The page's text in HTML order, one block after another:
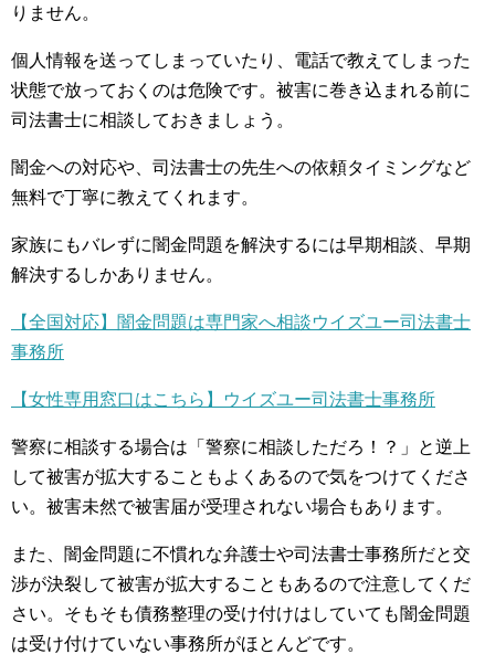
りません。
個人情報を送ってしまっていたり、電話で教えてしまった
状態で放っておくのは危険です。被害に巻き込まれる前に
司法書士に相談しておきましょう。
闇金への対応や、司法書士の先生への依頼タイミングなど
無料で丁寧に教えてくれます。
家族にもバレずに闇金問題を解決するには早期相談、早期
解決するしかありません。
【全国対応】闇金問題は専門家へ相談ウイズユー司法書士
事務所
【女性専用窓口はこちら】ウイズユー司法書士事務所
警察に相談する場合は「警察に相談しただろ！？」と逆上
して被害が拡大することもよくあるので気をつけてくださ
い。被害未然で被害届が受理されない場合もあります。
また、闇金問題に不慣れな弁護士や司法書士事務所だと交
渉が決裂して被害が拡大することもあるので注意してくだ
さい。そもそも債務整理の受け付けはしていても闇金問題
は受け付けていない事務所がほとんどです。